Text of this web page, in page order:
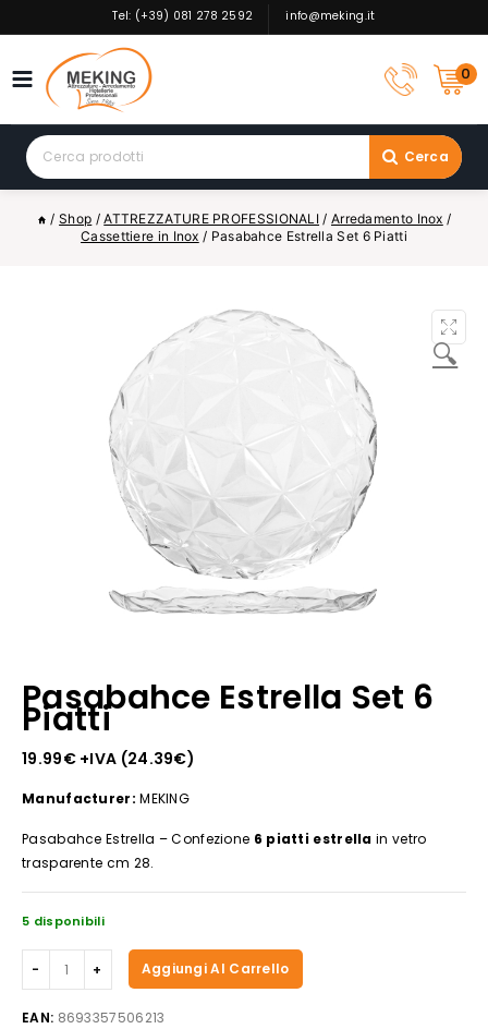
to
Tel: (+39) 081 278 2592 info@meking.it
0
Search
for:
Cerca
/ Shop / ATTREZZATURE PROFESSIONALI / Arredamento Inox /
Cassettiere in Inox / Pasabahce Estrella Set 6 Piatti
🔍
Pasabahce Estrella Set 6
Piatti
19.99€+IVA (24.39€)
Manufacturer: MEKING
Pasabahce Estrella – Confezione 6 piatti estrella in vetro
trasparente cm 28.
5 disponibili
Pasabahce
Estrella
Set
Aggiungi Al Carrello
EAN: 8693357506213